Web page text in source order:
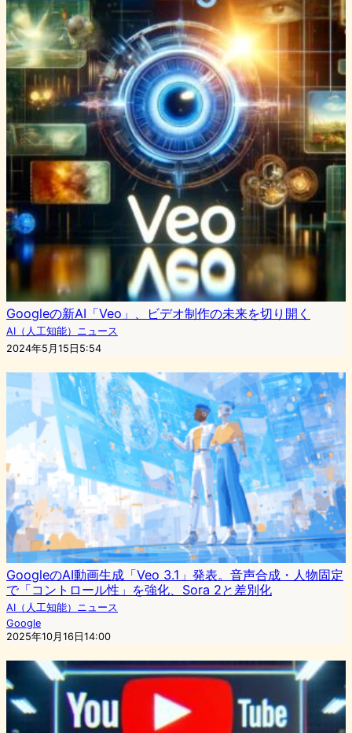
Googleの新AI「Veo」、ビデオ制作の未来を切り開く
AI（人工知能）ニュース
2024年5月15日5:54
GoogleのAI動画生成「Veo 3.1」発表。音声合成・人物固定
で「コントロール性」を強化、Sora 2と差別化
AI（人工知能）ニュース
Google
2025年10月16日14:00